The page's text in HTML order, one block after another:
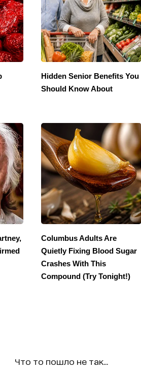
Что то пошло не так...